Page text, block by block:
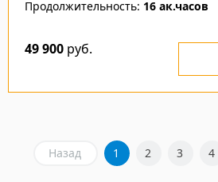
Продолжительность: 16 ак.часов
49 900 руб.
Назад 1 2 3 4